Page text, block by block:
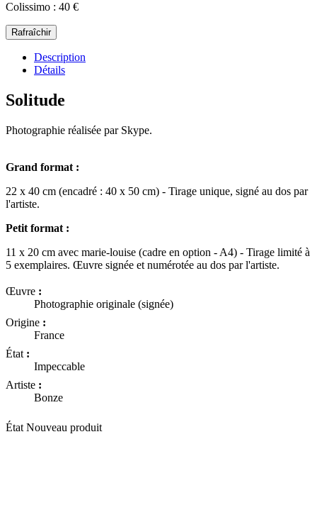
Colissimo : 40 €
Description
Détails
Solitude
Photographie réalisée par Skype.
Grand format :
22 x 40 cm (encadré : 40 x 50 cm) - Tirage unique, signé au dos par
l'artiste.
Petit format :
11 x 20 cm avec marie-louise (cadre en option - A4) - Tirage limité à
5 exemplaires. Œuvre signée et numérotée au dos par l'artiste.
Œuvre :
Photographie originale (signée)
Origine :
France
État :
Impeccable
Artiste :
Bonze
État Nouveau produit